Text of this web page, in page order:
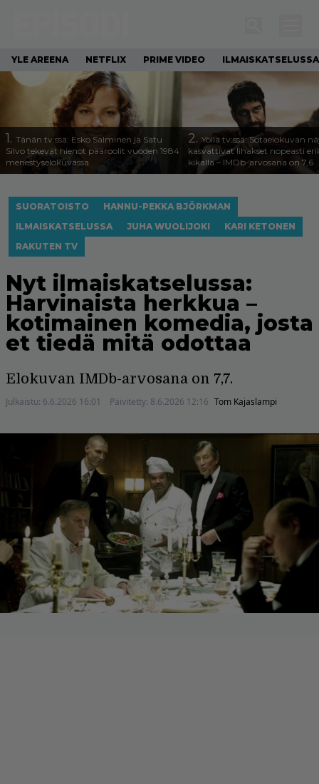
YLE AREENA NETFLIX PRIME VIDEO ILMAISKATSELUSSA
1. Tänän tv:ssä: Esko Salminen ja Satu
Silvo tekevät hienot pääroolit vuoden 1984
menestyselokuvassa
2. Yöllä tv:ssä: Sotaelokuvan
kasvattivat lihakset nopeasti
kikalla – IMDb-arvosana on 7,6
SUORATOISTO
HANNU-PEKKA BJÖRKMAN
ILMAISKATSELUSSA
JUHA WUOLIJOKI
KARI KETONEN
RAKUTEN TV
Nyt ilmaiskatselussa:
Harvinaista herkkua –
kotimainen komedia, josta
et tiedä mitä odottaa
Elokuvan IMDb-arvosana on 7,7.
Julkaistu: 6.6.2026 16:01 Päivitetty: 8.6.2026 12:16 Tom Kajaslampi